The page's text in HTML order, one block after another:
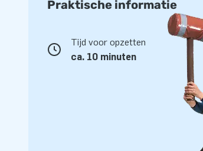
Praktische informatie
Tijd voor opzetten
ca. 10 minuten